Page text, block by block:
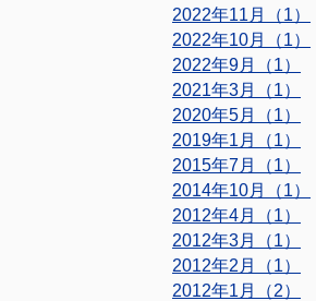
2022年11月（1）
2022年10月（1）
2022年9月（1）
2021年3月（1）
2020年5月（1）
2019年1月（1）
2015年7月（1）
2014年10月（1）
2012年4月（1）
2012年3月（1）
2012年2月（1）
2012年1月（2）